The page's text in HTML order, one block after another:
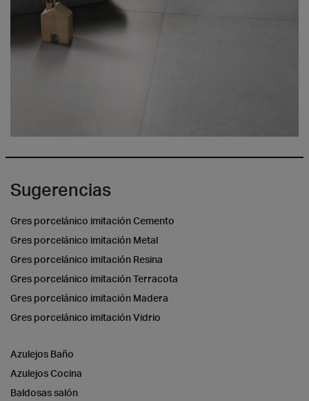
Sugerencias
Gres porcelánico imitación Cemento
Gres porcelánico imitación Metal
Gres porcelánico imitación Resina
Gres porcelánico imitación Terracota
Gres porcelánico imitación Madera
Gres porcelánico imitación Vidrio
Azulejos Baño
Azulejos Cocina
Baldosas salón